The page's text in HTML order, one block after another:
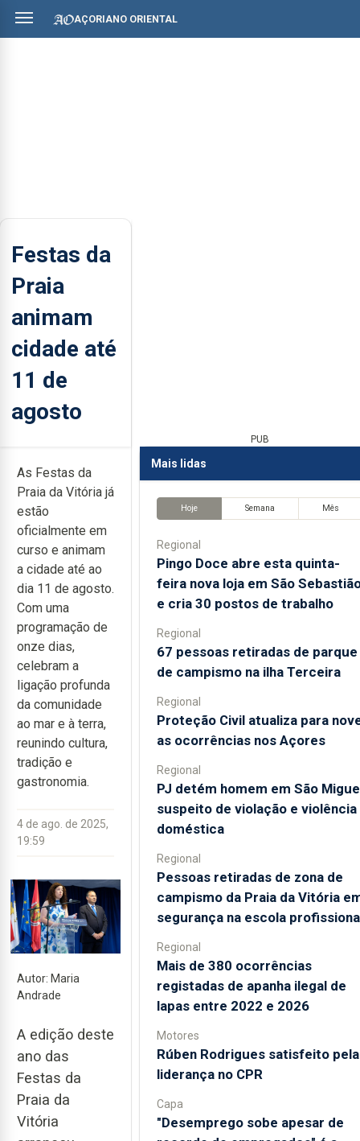
AÇORIANO ORIENTAL
Festas da
Praia
animam
cidade até
11 de
agosto
As Festas da
Praia da Vitória já
estão
oficialmente em
curso e animam
a cidade até ao
dia 11 de agosto.
Com uma
programação de
onze dias,
celebram a
ligação profunda
da comunidade
ao mar e à terra,
reunindo cultura,
tradição e
gastronomia.
4 de ago. de 2025,
19:59
Autor: Maria
Andrade
A edição deste
ano das
Festas da
Praia da
Vitória
PUB
Mais lidas
Hoje Semana Mês
Regional
Pingo Doce abre esta quinta-
feira nova loja em São
e cria 30 postos de trabalho
Regional
67 pessoas retiradas de parque
de campismo na ilha Terceira
Regional
Proteção Civil atualiza para
as ocorrências nos Açores
Regional
PJ detém homem em São
suspeito de violação e violência
doméstica
Regional
Pessoas retiradas de zona de
campismo da Praia da Vitória
segurança na escola
Regional
Mais de 380 ocorrências
registadas de apanha ilegal de
lapas entre 2022 e 2026
Motores
Rúben Rodrigues satisfeito pela
liderança no CPR
Capa
"Desemprego sobe apesar de